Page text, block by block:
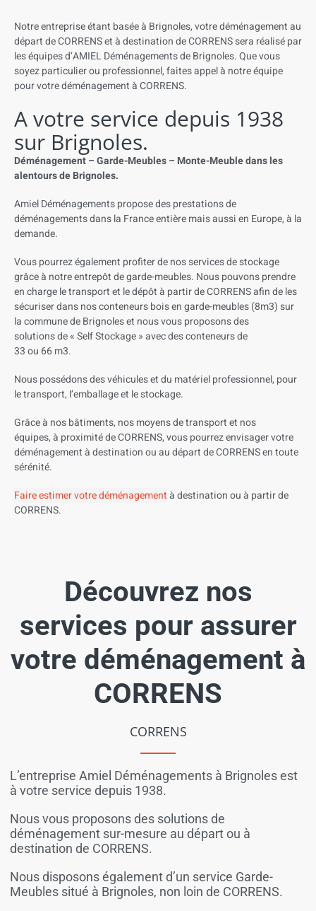
Notre entrepriseétant baséeà Brignoles, votre déménagementau
départ de CORRENSet à destination de CORRENSsera réalisépar
leséquipesd’AMIELDéménagementsdeBrignoles. Quevous
soyezparticulierou professionnel,faitesappelà notreéquipe
pourvotredéménagementàCORRENS.
A votre service depuis 1938
sur Brignoles.
Déménagement – Garde-Meubles – Monte-Meuble dans les
alentours de Brignoles.
Amiel Déménagements propose des prestations de
déménagements dans la France entière mais aussi en Europe, à la
demande.
Vous pourrez également profiter de nos services de stockage
grâce à notre entrepôt de garde-meubles. Nous pouvons prendre
en charge le transport et le dépôt à partir de CORRENS afin de les
sécuriser dans nos conteneurs bois en garde-meubles (8m3) sur
la commune de Brignoles et nous vous proposons des
solutionsde«SelfStockage»avecdesconteneursde
33ou 66m3.
Nouspossédonsdesvéhiculesetdu matérielprofessionnel, pour
letransport, l’emballageet lestockage.
Grâce à nos bâtiments, nos moyens de transport et nos
équipes,à proximité de CORRENS, vous pourrez envisager votre
déménagement à destination ou au départ de CORRENS en toute
sérénité.
Faire estimer votre déménagementà destination ou à partir de
CORRENS.
Découvrez nos
services pour assurer
votre déménagement à
CORRENS
CORRENS
L’entreprise Amiel Déménagements à Brignoles est
à votre service depuis 1938.
Nous vous proposons des solutions de
déménagement sur-mesure au départ ou à
destination de CORRENS.
Nous disposons également d’un service Garde-
Meubles situé à Brignoles, non loin de CORRENS.